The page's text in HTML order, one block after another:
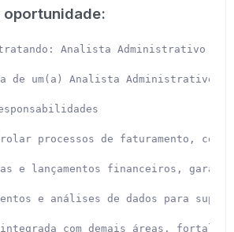
oportunidade:
Analista Administrativo
de um(a) Analista Administrativo
processos de faturamento,
e lançamentos financeiros,
e análises de dados para
com demais áreas,